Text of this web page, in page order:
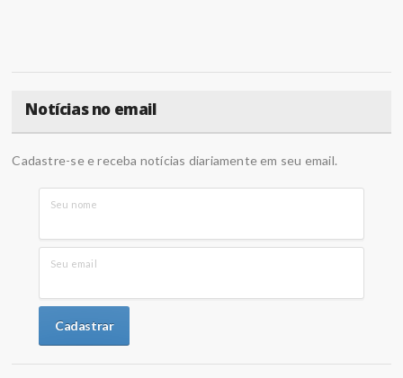
Notícias no email
Cadastre-se e receba notícias diariamente em seu email.
Seu nome
Seu email